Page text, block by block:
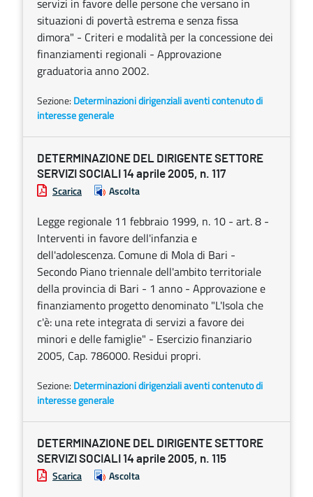
servizi in favore delle persone che versano in
situazioni di povertà estrema e senza fissa
dimora" - Criteri e modalità per la concessione dei
finanziamenti regionali - Approvazione
graduatoria anno 2002.
Sezione: Determinazioni dirigenziali aventi contenuto di
interesse generale
DETERMINAZIONE DEL DIRIGENTE SETTORE
SERVIZI SOCIALI 14 aprile 2005, n. 117
Scarica Ascolta
Legge regionale 11 febbraio 1999, n. 10 - art. 8 -
Interventi in favore dell'infanzia e
dell'adolescenza. Comune di Mola di Bari -
Secondo Piano triennale dell'ambito territoriale
della provincia di Bari - 1 anno - Approvazione e
finanziamento progetto denominato "L'Isola che
c'è: una rete integrata di servizi a favore dei
minori e delle famiglie" - Esercizio finanziario
2005, Cap. 786000. Residui propri.
Sezione: Determinazioni dirigenziali aventi contenuto di
interesse generale
DETERMINAZIONE DEL DIRIGENTE SETTORE
SERVIZI SOCIALI 14 aprile 2005, n. 115
Scarica Ascolta